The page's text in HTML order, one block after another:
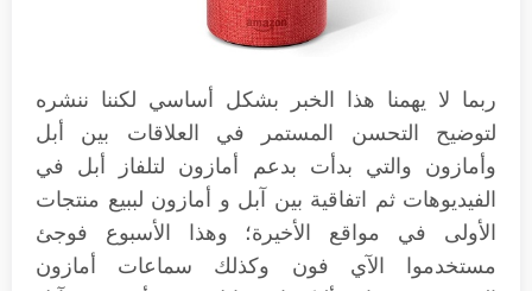
ربما لا يهمنا هذا الخبر بشكل أساسي لكننا ننشره
لتوضيح التحسن المستمر في العلاقات بين أبل
وأمازون والتي بدأت بدعم أمازون لتلفاز أبل في
الفيديوهات ثم اتفاقية بين آبل و أمازون لببيع منتجات
الأولى في مواقع الأخيرة؛ وهذا الأسبوع فوجئ
مستخدموا الآي فون وكذلك سماعات أمازون